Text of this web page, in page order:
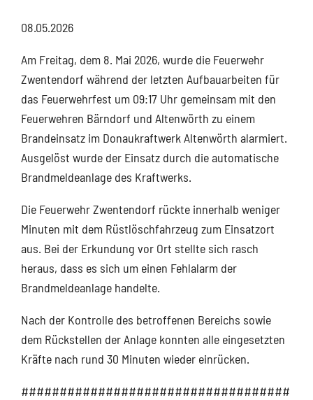
08.05.2026
Am Freitag, dem 8. Mai 2026, wurde die Feuerwehr
Zwentendorf während der letzten Aufbauarbeiten für
das Feuerwehrfest um 09:17 Uhr gemeinsam mit den
Feuerwehren Bärndorf und Altenwörth zu einem
Brandeinsatz im Donaukraftwerk Altenwörth alarmiert.
Ausgelöst wurde der Einsatz durch die automatische
Brandmeldeanlage des Kraftwerks.
Die Feuerwehr Zwentendorf rückte innerhalb weniger
Minuten mit dem Rüstlöschfahrzeug zum Einsatzort
aus. Bei der Erkundung vor Ort stellte sich rasch
heraus, dass es sich um einen Fehlalarm der
Brandmeldeanlage handelte.
Nach der Kontrolle des betroffenen Bereichs sowie
dem Rückstellen der Anlage konnten alle eingesetzten
Kräfte nach rund 30 Minuten wieder einrücken.
###################################